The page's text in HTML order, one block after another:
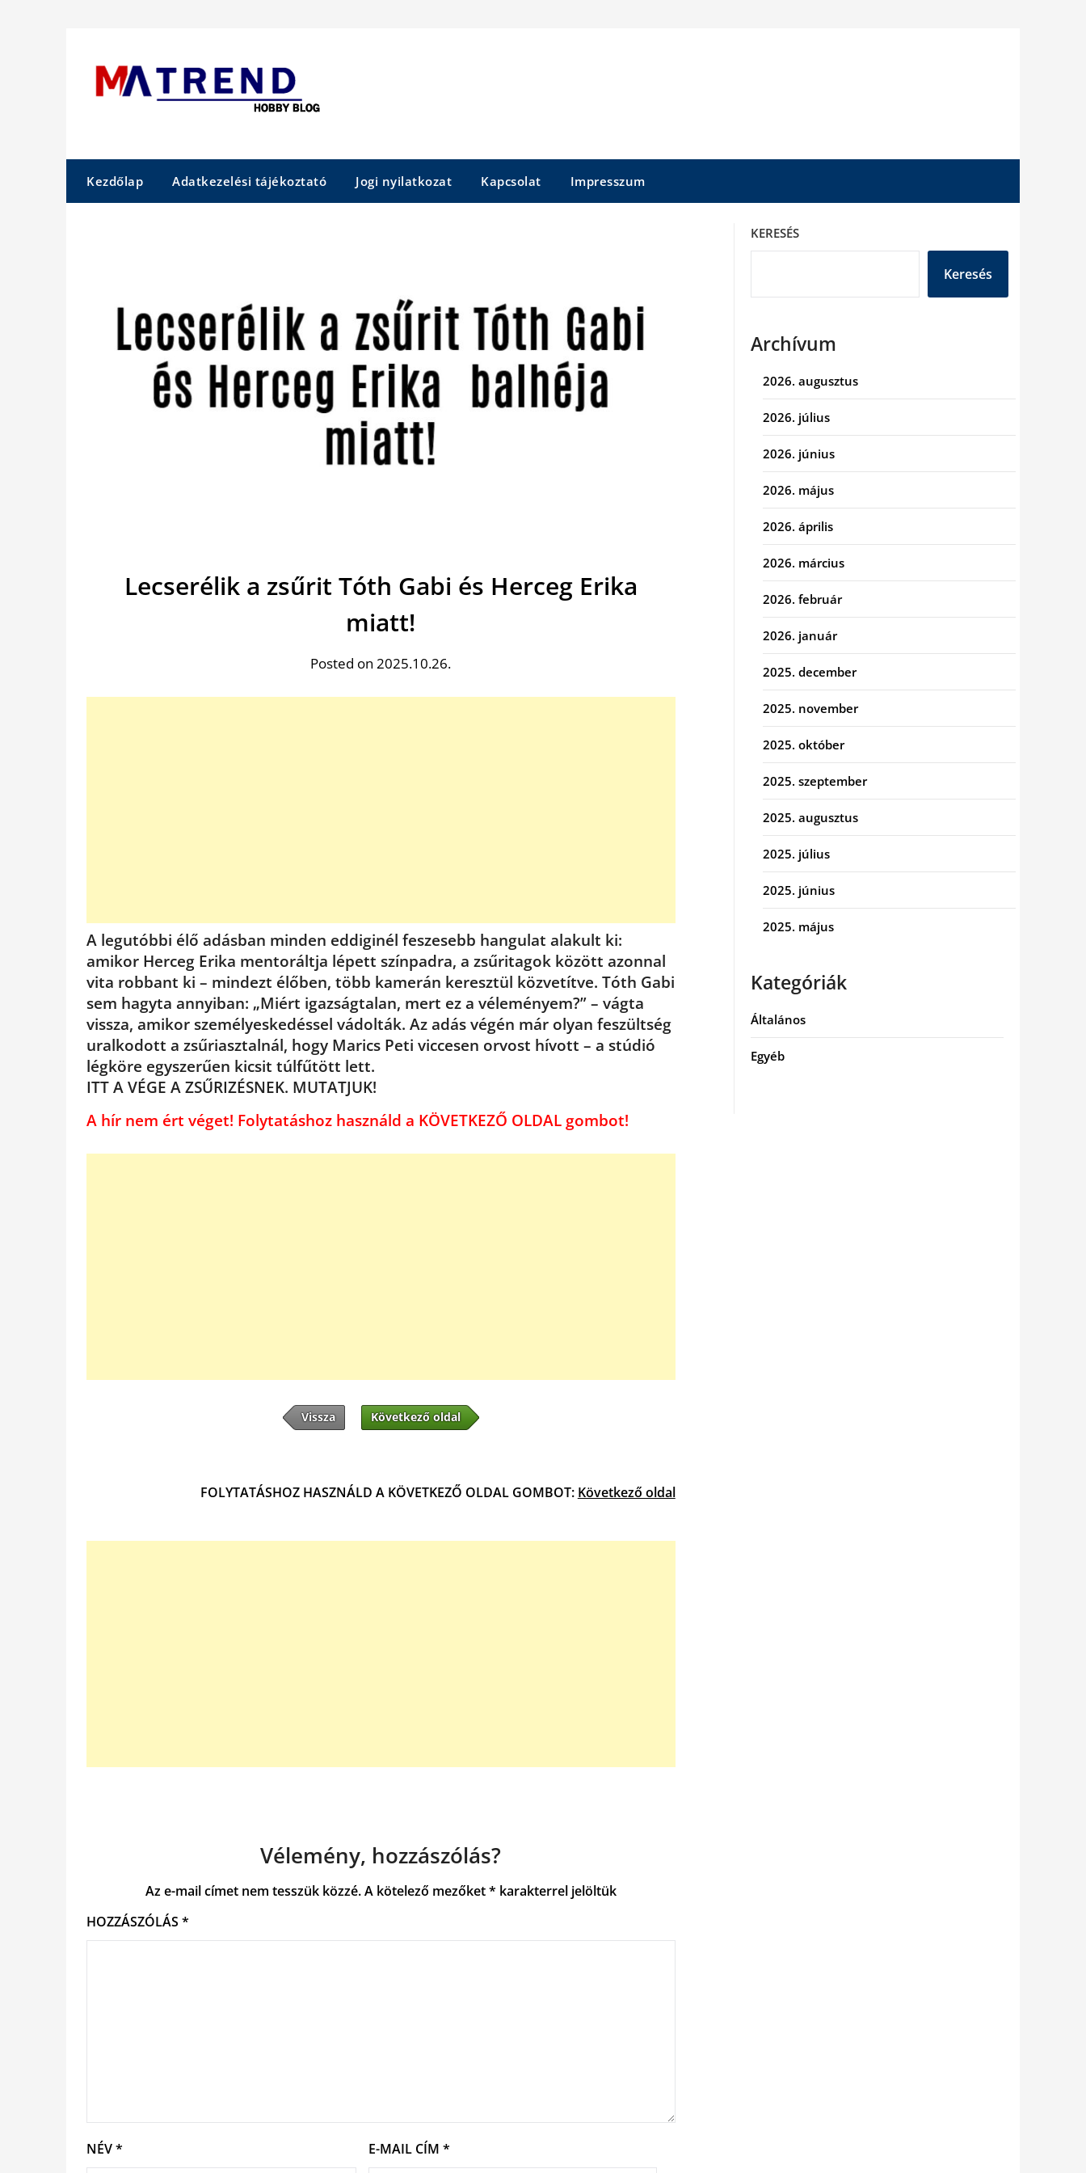
Kezdőlap Adatkezelési tájékoztató Jogi nyilatkozat Kapcsolat Impresszum
Lecserélik a zsűrit Tóth Gabi és Herceg Erika
miatt!
Posted on 2025.10.26.
A legutóbbi élő adásban minden eddiginél feszesebb hangulat alakult ki:
amikor Herceg Erika mentoráltja lépett színpadra, a zsűritagok között azonnal
vita robbant ki – mindezt élőben, több kamerán keresztül közvetítve. Tóth Gabi
sem hagyta annyiban: „Miért igazságtalan, mert ez a véleményem?” – vágta
vissza, amikor személyeskedéssel vádolták. Az adás végén már olyan feszültség
uralkodott a zsűriasztalnál, hogy Marics Peti viccesen orvost hívott – a stúdió
légköre egyszerűen kicsit túlfűtött lett.
ITT A VÉGE A ZSŰRIZÉSNEK. MUTATJUK!
A hír nem ért véget! Folytatáshoz használd a KÖVETKEZŐ OLDAL gombot!
Vissza Következő oldal
FOLYTATÁSHOZ HASZNÁLD A KÖVETKEZŐ OLDAL GOMBOT: Következő oldal
Vélemény, hozzászólás?
Az e-mail címet nem tesszük közzé.A kötelező mezőket* karakterrel jelöltük
HOZZÁSZÓLÁS *
NÉV* E-MAIL CÍM *
KERESÉS
Keresés
Archívum
2026. augusztus
2026. július
2026. június
2026. május
2026. április
2026. március
2026. február
2026. január
2025. december
2025. november
2025. október
2025. szeptember
2025. augusztus
2025. július
2025. június
2025. május
Kategóriák
Általános
Egyéb